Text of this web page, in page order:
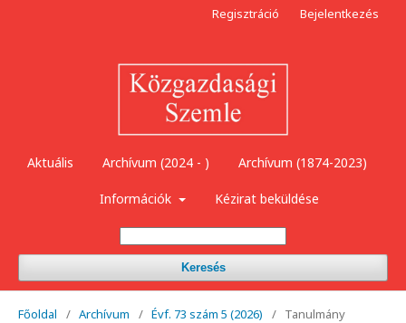
Aktuális Archívum (2024 - ) Archívum (1874-2023)
Információk Kézirat beküldése
Keresés
Regisztráció Bejelentkezés
Főoldal / Archívum / Évf. 73 szám 5 (2026) / Tanulmány